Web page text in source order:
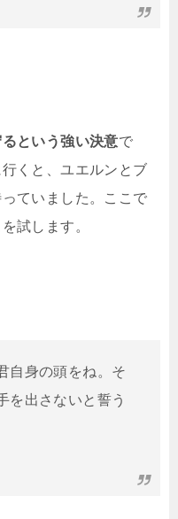
という強い決意で
くと、ユエルンとブ
ていました。ここで
試します。
自身の頭をね。そ
を出さないと誓う